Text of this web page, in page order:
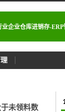
企业仓库进销存-
未领料数